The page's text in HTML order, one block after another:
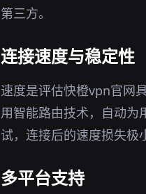
第三方。
连接速度与稳定性
速度是评估快橙vpn官网
用智能路由技术，自动为
试，连接后的速度损失极
多平台支持